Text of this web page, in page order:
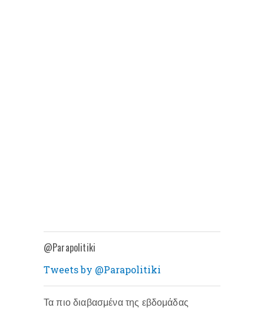
@Parapolitiki
Tweets by @Parapolitiki
Τα πιο διαβασμένα της εβδομάδας